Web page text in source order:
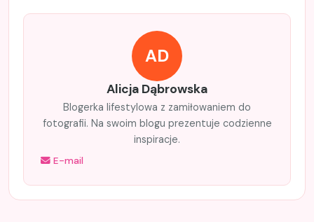
AD
Alicja Dąbrowska
Blogerka lifestylowa z zamiłowaniem do
fotografii. Na swoim blogu prezentuje codzienne
inspiracje.
E-mail